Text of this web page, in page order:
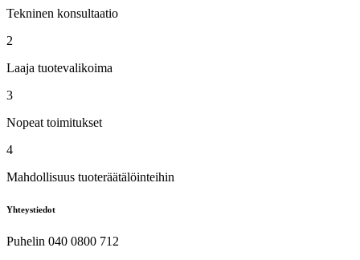
Tekninen konsultaatio
2
Laaja tuotevalikoima
3
Nopeat toimitukset
4
Mahdollisuus tuoteräätälöinteihin
Yhteystiedot
Puhelin 040 0800 712